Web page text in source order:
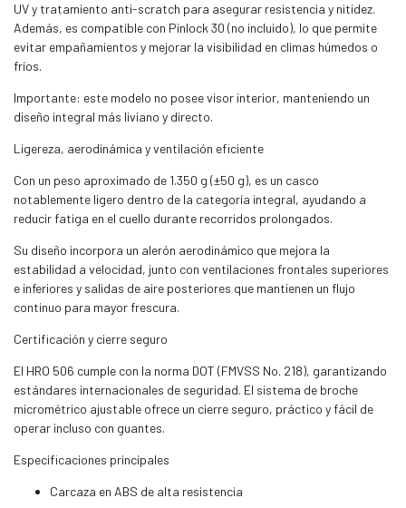
UV y tratamiento anti-scratch para asegurar resistencia y nitidez.
Además, es compatible con Pinlock 30 (no incluido), lo que permite
evitar empañamientos y mejorar la visibilidad en climas húmedos o
fríos.
Importante: este modelo no posee visor interior, manteniendo un
diseño integral más liviano y directo.
Ligereza, aerodinámica y ventilación eficiente
Con un peso aproximado de 1.350 g (±50 g), es un casco
notablemente ligero dentro de la categoría integral, ayudando a
reducir fatiga en el cuello durante recorridos prolongados.
Su diseño incorpora un alerón aerodinámico que mejora la
estabilidad a velocidad, junto con ventilaciones frontales superiores
e inferiores y salidas de aire posteriores que mantienen un flujo
continuo para mayor frescura.
Certificación y cierre seguro
El HRO 506 cumple con la norma DOT (FMVSS No. 218), garantizando
estándares internacionales de seguridad. El sistema de broche
micrométrico ajustable ofrece un cierre seguro, práctico y fácil de
operar incluso con guantes.
Especificaciones principales
Carcaza en ABS de alta resistencia